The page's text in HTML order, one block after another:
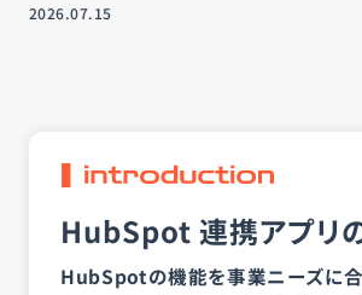
2026.07.15
HubSpot 連携アプリ
HubSpotの機能を事業ニーズに